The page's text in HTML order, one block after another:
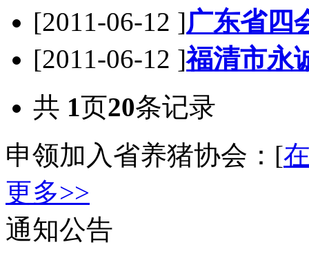
[2011-06-12 ]广东省四
[2011-06-12 ]福清市永
共 1页20条记录
申领加入省养猪协会：[
更多>>
通知公告